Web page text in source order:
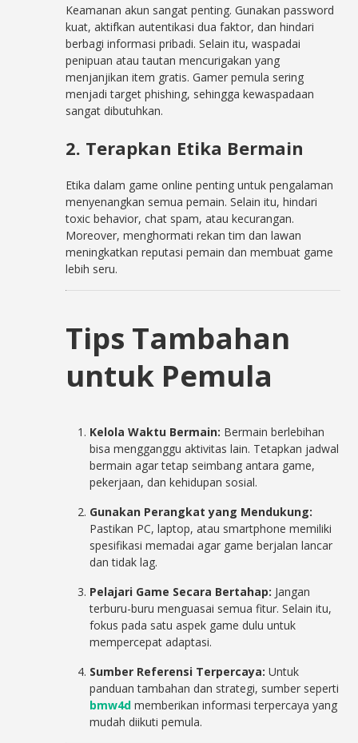
Keamanan akun sangat penting. Gunakan password
kuat, aktifkan autentikasi dua faktor, dan hindari
berbagi informasi pribadi. Selain itu, waspadai
penipuan atau tautan mencurigakan yang
menjanjikan item gratis. Gamer pemula sering
menjadi target phishing, sehingga kewaspadaan
sangat dibutuhkan.
2. Terapkan Etika Bermain
Etika dalam game online penting untuk pengalaman
menyenangkan semua pemain. Selain itu, hindari
toxic behavior, chat spam, atau kecurangan.
Moreover, menghormati rekan tim dan lawan
meningkatkan reputasi pemain dan membuat game
lebih seru.
Tips Tambahan
untuk Pemula
Kelola Waktu Bermain: Bermain berlebihan
bisa mengganggu aktivitas lain. Tetapkan jadwal
bermain agar tetap seimbang antara game,
pekerjaan, dan kehidupan sosial.
Gunakan Perangkat yang Mendukung:
Pastikan PC, laptop, atau smartphone memiliki
spesifikasi memadai agar game berjalan lancar
dan tidak lag.
Pelajari Game Secara Bertahap: Jangan
terburu-buru menguasai semua fitur. Selain itu,
fokus pada satu aspek game dulu untuk
mempercepat adaptasi.
Sumber Referensi Terpercaya: Untuk
panduan tambahan dan strategi, sumber seperti
bmw4d memberikan informasi terpercaya yang
mudah diikuti pemula.